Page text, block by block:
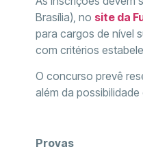
Brasília), no site da
para cargos de nível
com critérios
O concurso prevê
além da
Provas